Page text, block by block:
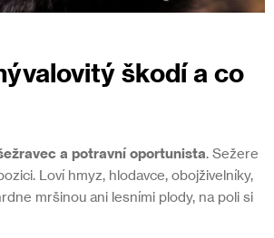
škodí a co
a potravní oportunista. Sežere
Loví hmyz, hlodavce, obojživelníky,
mršinou ani lesními plody, na poli si